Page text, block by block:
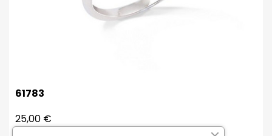
61783
25,00 €